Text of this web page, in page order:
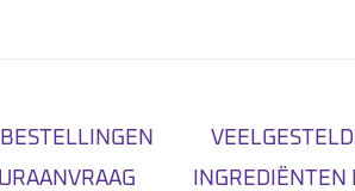
INGREDIËNTEN